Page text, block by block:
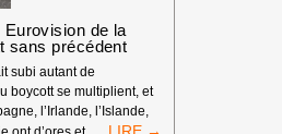
LA
TV
POUR
LE
CONCOURS
EUROVISION
de la
sans précédent
subi autant de
boycott se multiplient, et
l’Irlande, l’Islande,
LE